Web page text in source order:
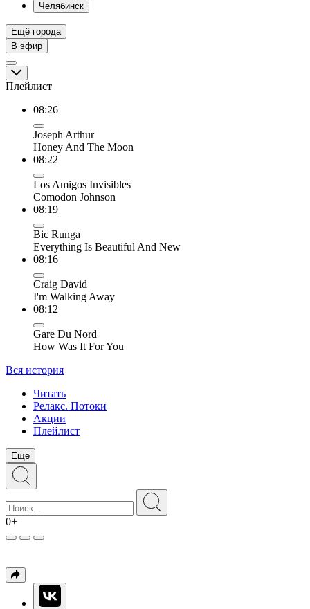
Челябинск
Ещё города
В эфир
Плейлист
08:26
Joseph Arthur
Honey And The Moon
08:22
Los Amigos Invisibles
Comodon Johnson
08:19
Bic Runga
Everything Is Beautiful And New
08:16
Craig David
I'm Walking Away
08:12
Gare Du Nord
How Was It For You
Вся история
Читать
Релакс. Потоки
Акции
Плейлист
Еще
0+